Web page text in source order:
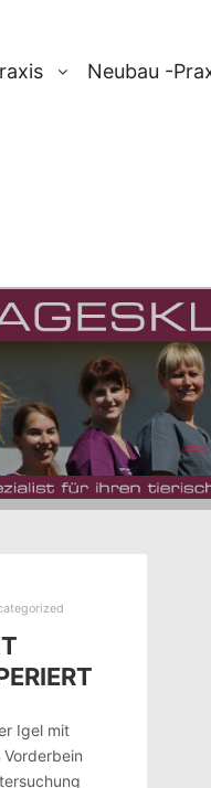
Neubau -
Igel mit